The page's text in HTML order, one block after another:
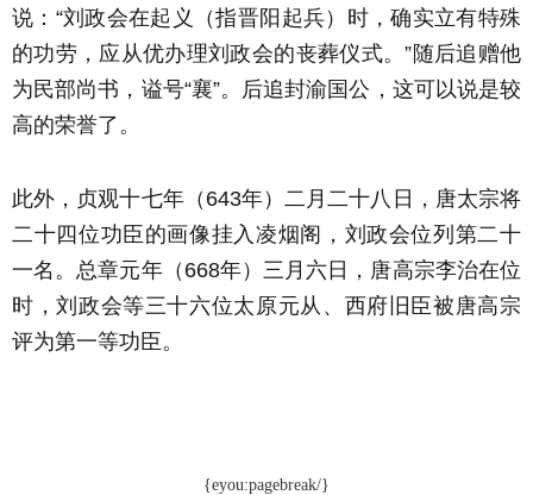
说：“刘政会在起义（指晋阳起兵）时，确实立有特殊
的功劳，应从优办理刘政会的丧葬仪式。”随后追赠他
为民部尚书，谥号“襄”。后追封渝国公，这可以说是较
高的荣誉了。
此外，贞观十七年（643年）二月二十八日，唐太宗将
二十四位功臣的画像挂入凌烟阁，刘政会位列第二十
一名。总章元年（668年）三月六日，唐高宗李治在位
时，刘政会等三十六位太原元从、西府旧臣被唐高宗
评为第一等功臣。
{eyou:pagebreak/}